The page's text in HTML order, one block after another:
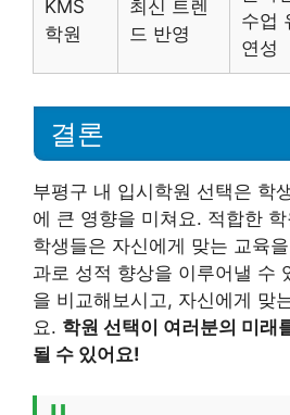
KMS
학원
최신 트렌
드 반영
수업
연성
결론
부평구 내 입시학원 선택은 학
에 큰 영향을 미쳐요. 적합한
학생들은 자신에게 맞는 교육
과로 성적 향상을 이루어낼 수
을 비교해보시고, 자신에게 맞
요. 학원 선택이 여러분의 미래
될 수 있어요!